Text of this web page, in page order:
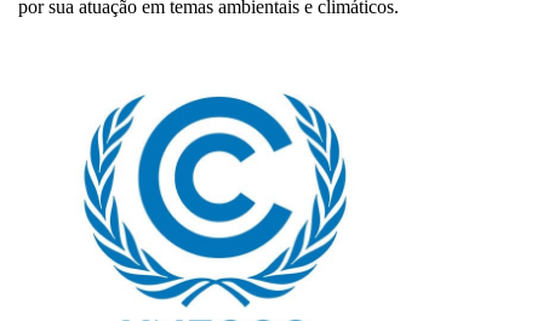
por sua atuação em temas ambientais e climáticos.